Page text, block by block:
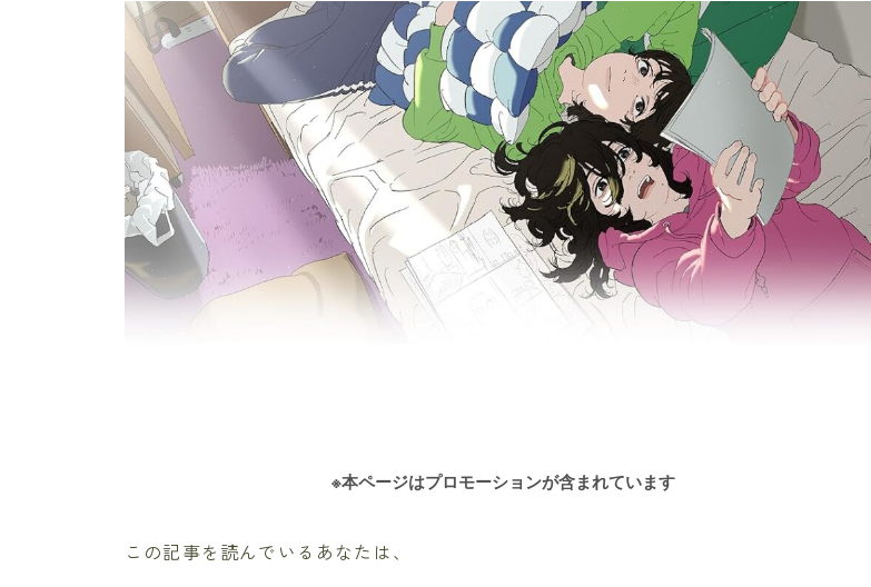
※本ページはプロモーションが含まれています
この記事を読んでいるあなたは、